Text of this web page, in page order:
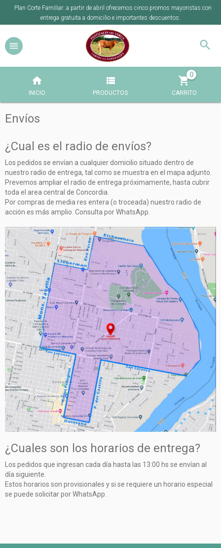
Plan Corte Familiar: a partir de abril ofrecemos cinco promos mayoristas con
entrega gratuita a domicilio e importantes descuentos.
INICIO PRODUCTOS CARRITO
0
Envíos
¿Cual es el radio de envíos?
Los pedidos se envían a cualquier domicilio situado dentro de
nuestro radio de entrega, tal como se muestra en el mapa adjunto.
Prevemos ampliar el radio de entrega próximamente, hasta cubrir
toda el area central de Concordia.
Por compras de media res entera (o troceada) nuestro radio de
acción es más amplio. Consulta por WhatsApp.
¿Cuales son los horarios de entrega?
Los pedidos que ingresan cada día hasta las 13:00 hs se envían al
día siguiente.
Estos horarios son provisionales y si se requiere un horario especial
se puede solicitar por WhatsApp.